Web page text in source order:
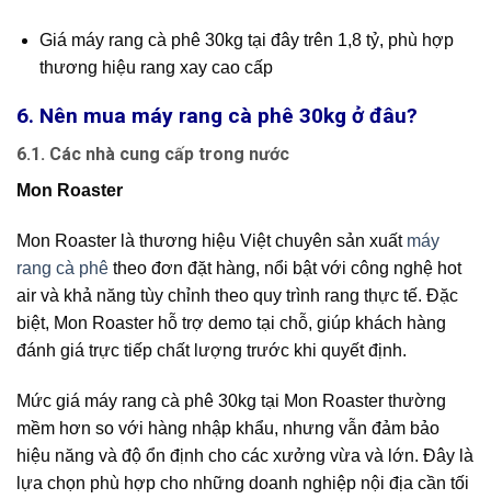
Giá máy rang cà phê 30kg tại đây trên 1,8 tỷ, phù hợp
thương hiệu rang xay cao cấp
6. Nên mua máy rang cà phê 30kg ở đâu?
6.1. Các nhà cung cấp trong nước
Mon Roaster
Mon Roaster là thương hiệu Việt chuyên sản xuất máy
rang cà phê theo đơn đặt hàng, nổi bật với công nghệ hot
air và khả năng tùy chỉnh theo quy trình rang thực tế. Đặc
biệt, Mon Roaster hỗ trợ demo tại chỗ, giúp khách hàng
đánh giá trực tiếp chất lượng trước khi quyết định.
Mức giá máy rang cà phê 30kg tại Mon Roaster thường
mềm hơn so với hàng nhập khẩu, nhưng vẫn đảm bảo
hiệu năng và độ ổn định cho các xưởng vừa và lớn. Đây là
lựa chọn phù hợp cho những doanh nghiệp nội địa cần tối